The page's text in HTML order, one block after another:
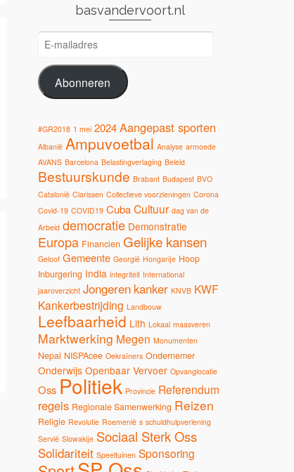
basvandervoort.nl
E-
mailadres
Abonneren
#GR2018 1 mei 2024 Aangepast sporten
Albanië Ampuvoetbal Analyse armoede
AVANS Barcelona Belastingverlaging Beleid
Bestuurskunde Brabant Budapest BVO
Catalonië Clarissen Collectieve voorzieningen Corona
Covid-19 COVID19 Cuba Cultuur dag van de
Arbeid democratie Demonstratie
Europa Financien Gelijke kansen
Geloof Gemeente Georgië Hongarije Hoop
Inburgering India integriteit International
jaaroverzicht Jongeren kanker KNVB KWF
Kankerbestrijding Landbouw
Leefbaarheid Lith Lokaal maasveren
Marktwerking Megen Monumenten
Nepal NISPAcee Oekraïners Ondernemer
Onderwijs Openbaar Vervoer Opvanglocatie
Oss Politiek Provincie Referendum
regels Regionale Samenwerking Reizen
Religie Revolutie Roemenië s schuldhulpverlening
Servië Slowakije Sociaal Sterk Oss
Solidariteit Speeltuinen Sponsoring